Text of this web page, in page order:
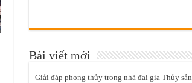
Bài viết mới
Giải đáp phong thủy trong nhà đại gia Thủy sản